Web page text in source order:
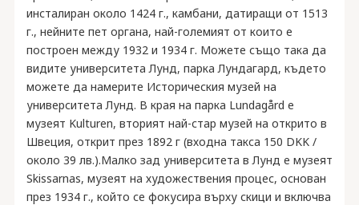
инсталиран около 1424 г., камбани, датиращи от 1513
г., нейните пет органа, най-големият от които е
построен между 1932 и 1934 г. Можете също така да
видите университета Лунд, парка Лундагард, където
можете да намерите Историческия музей на
университета Лунд. В края на парка Lundagård е
музеят Kulturen, вторият най-стар музей на открито в
Швеция, открит през 1892 г (входна такса 150 DKK /
около 39 лв.).Малко зад университета в Лунд е музеят
Skissarnas, музеят на художествения процес, основан
през 1934 г., който се фокусира върху скици и включва